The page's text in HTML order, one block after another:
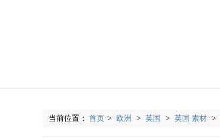
当前位置： 首页 > 欧洲 > 英国 > 英国 素材 >